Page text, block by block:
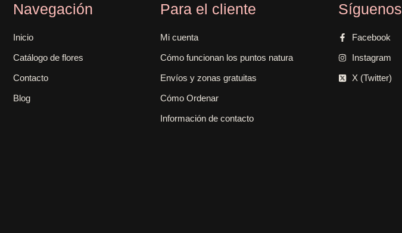
Navegación
Inicio
Catálogo de flores
Contacto
Blog
Para el cliente
Mi cuenta
Cómo funcionan los puntos natura
Envíos y zonas gratuitas
Cómo Ordenar
Información de contacto
Síguenos
Facebook
Instagram
X (Twitter)